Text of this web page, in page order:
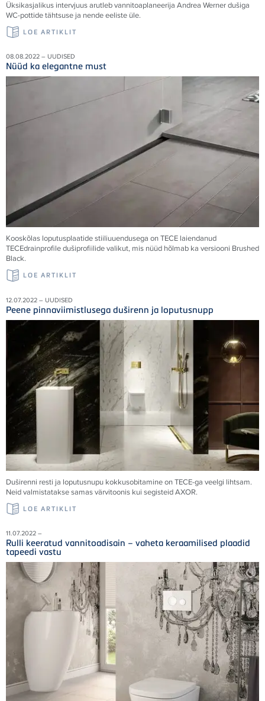
Üksikasjalikus intervjuus arutleb vannitoaplaneerija Andrea Werner dušiga
WC-pottide tähtsuse ja nende eeliste üle.
LOE ARTIKLIT
08.08.2022 – UUDISED
Nüüd ka elegantne must
Kooskõlas loputusplaatide stiiliuuendusega onTECE laiendanud
TECEdrainprofile dušiprofiilide valikut, mis nüüd hõlmab ka versiooni Brushed
Black.
LOE ARTIKLIT
12.07.2022 – UUDISED
Peene pinnaviimistlusega duširenn ja loputusnupp
Duširenni resti ja loputusnupu kokkusobitamine onTECE-ga veelgi lihtsam.
Neid valmistatakse samas värvitoonis kui segisteid AXOR.
LOE ARTIKLIT
11.07.2022 –
Rulli keeratud vannitoadisain – vaheta keraamilised plaadid
tapeedi vastu